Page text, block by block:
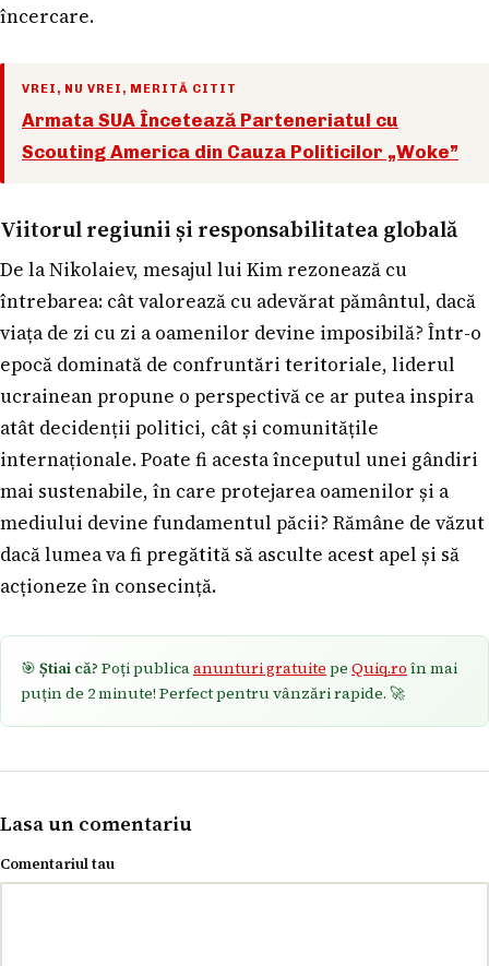
încercare.
VREI, NU VREI, MERITĂ CITIT
Armata SUA Încetează Parteneriatul cu
Scouting America din Cauza Politicilor „Woke”
Viitorul regiunii și responsabilitatea globală
De la Nikolaiev, mesajul lui Kim rezonează cu
întrebarea: cât valorează cu adevărat pământul, dacă
viața de zi cu zi a oamenilor devine imposibilă? Într-o
epocă dominată de confruntări teritoriale, liderul
ucrainean propune o perspectivă ce ar putea inspira
atât decidenții politici, cât și comunitățile
internaționale. Poate fi acesta începutul unei gândiri
mai sustenabile, în care protejarea oamenilor și a
mediului devine fundamentul păcii? Rămâne de văzut
dacă lumea va fi pregătită să asculte acest apel și să
acționeze în consecință.
🎯 Știai că? Poți publicaanunturi gratuite pe Quiq.ro în mai
puțin de 2 minute! Perfect pentru vânzări rapide. 🚀
Lasa un comentariu
Comentariul tau